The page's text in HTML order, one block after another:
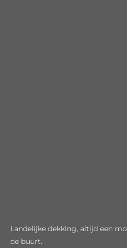
Landelijke dekking, altijd een
de